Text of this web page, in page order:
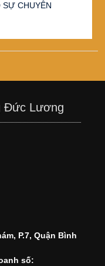
CHUYÊN
Đức Lương
P.7, Quận Bình
số: